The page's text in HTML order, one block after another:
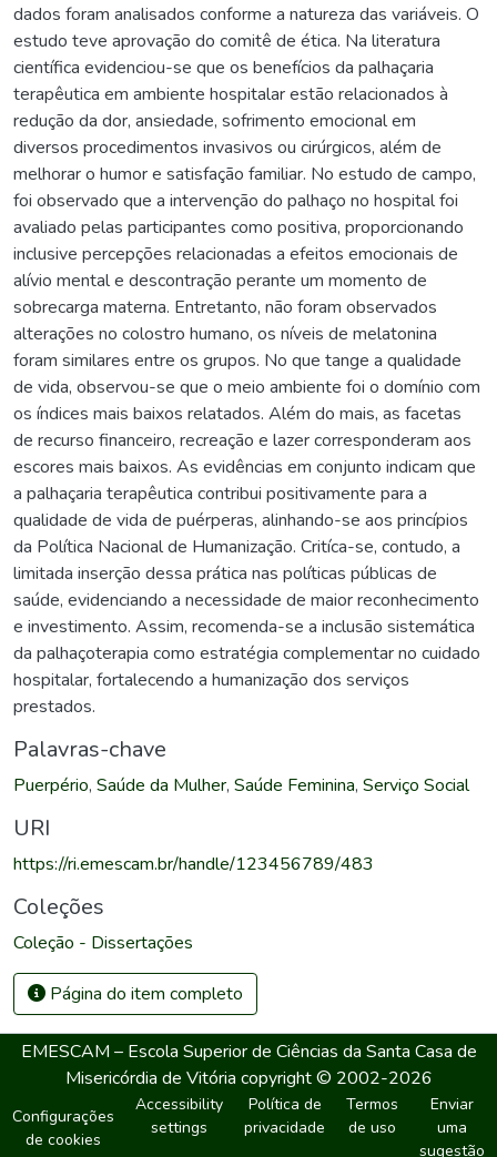
dados foram analisados conforme a natureza das variáveis. O
estudo teve aprovação do comitê de ética. Na literatura
científica evidenciou-se que os benefícios da palhaçaria
terapêutica em ambiente hospitalar estão relacionados à
redução da dor, ansiedade, sofrimento emocional em
diversos procedimentos invasivos ou cirúrgicos, além de
melhorar o humor e satisfação familiar. No estudo de campo,
foi observado que a intervenção do palhaço no hospital foi
avaliado pelas participantes como positiva, proporcionando
inclusive percepções relacionadas a efeitos emocionais de
alívio mental e descontração perante um momento de
sobrecarga materna. Entretanto, não foram observados
alterações no colostro humano, os níveis de melatonina
foram similares entre os grupos. No que tange a qualidade
de vida, observou-se que o meio ambiente foi o domínio com
os índices mais baixos relatados. Além do mais, as facetas
de recurso financeiro, recreação e lazer corresponderam aos
escores mais baixos. As evidências em conjunto indicam que
a palhaçaria terapêutica contribui positivamente para a
qualidade de vida de puérperas, alinhando-se aos princípios
da Política Nacional de Humanização. Critíca-se, contudo, a
limitada inserção dessa prática nas políticas públicas de
saúde, evidenciando a necessidade de maior reconhecimento
e investimento. Assim, recomenda-se a inclusão sistemática
da palhaçoterapia como estratégia complementar no cuidado
hospitalar, fortalecendo a humanização dos serviços
prestados.
Palavras-chave
Puerpério, Saúde da Mulher, Saúde Feminina, Serviço Social
URI
https://ri.emescam.br/handle/123456789/483
Coleções
Coleção - Dissertações
Página do item completo
EMESCAM – Escola Superior de Ciências da Santa Casa de
Misericórdia de Vitória copyright © 2002-2026
Configurações
de cookies
Accessibility
settings
Política de
privacidade
Termos
de uso
Enviar
uma
sugestão